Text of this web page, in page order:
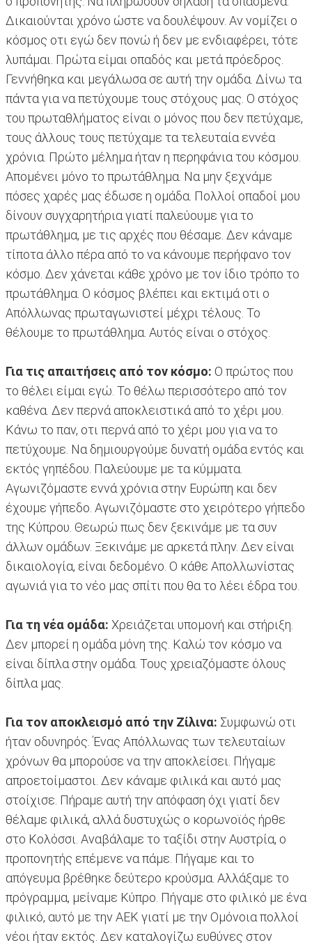
Δικαιούνται χρόνο ώστε να δουλέψουν. Αν νομίζει ο
κόσμος οτι εγώ δεν πονώ ή δεν με ενδιαφέρει, τότε
λυπάμαι. Πρώτα είμαι οπαδός και μετά πρόεδρος.
Γεννήθηκα και μεγάλωσα σε αυτή την ομάδα. Δίνω τα
πάντα για να πετύχουμε τους στόχους μας. Ο στόχος
του πρωταθλήματος είναι ο μόνος που δεν πετύχαμε,
τους άλλους τους πετύχαμε τα τελευταία εννέα
χρόνια. Πρώτο μέλημα ήταν η περηφάνια του κόσμου.
Απομένει μόνο το πρωτάθλημα. Να μην ξεχνάμε
πόσες χαρές μας έδωσε η ομάδα. Πολλοί οπαδοί μου
δίνουν συγχαρητήρια γιατί παλεύουμε για το
πρωτάθλημα, με τις αρχές που θέσαμε. Δεν κάναμε
τίποτα άλλο πέρα από το να κάνουμε περήφανο τον
κόσμο. Δεν χάνεται κάθε χρόνο με τον ίδιο τρόπο το
πρωτάθλημα. Ο κόσμος βλέπει και εκτιμά οτι ο
Απόλλωνας πρωταγωνιστεί μέχρι τέλους. Το
θέλουμε το πρωτάθλημα. Αυτός είναι ο στόχος.
Για τις απαιτήσεις από τον κόσμο: Ο πρώτος που
το θέλει είμαι εγώ. Το θέλω περισσότερο από τον
καθένα. Δεν περνά αποκλειστικά από το χέρι μου.
Κάνω το παν, οτι περνά από το χέρι μου για να το
πετύχουμε. Να δημιουργούμε δυνατή ομάδα εντός και
εκτός γηπέδου. Παλεύουμε με τα κύμματα.
Αγωνιζόμαστε εννά χρόνια στην Ευρώπη και δεν
έχουμε γήπεδο. Αγωνιζόμαστε στο χειρότερο γήπεδο
της Κύπρου. Θεωρώ πως δεν ξεκινάμε με τα συν
άλλων ομάδων. Ξεκινάμε με αρκετά πλην. Δεν είναι
δικαιολογία, είναι δεδομένο. Ο κάθε Απολλωνίστας
αγωνιά για το νέο μας σπίτι που θα το λέει έδρα του.
Για τη νέα ομάδα: Χρειάζεται υπομονή και στήριξη.
Δεν μπορεί η ομάδα μόνη της. Καλώ τον κόσμο να
είναι δίπλα στην ομάδα. Τους χρειαζόμαστε όλους
δίπλα μας.
Για τον αποκλεισμό από την Ζίλινα: Συμφωνώ οτι
ήταν οδυνηρός. Ένας Απόλλωνας των τελευταίων
χρόνων θα μπορούσε να την αποκλείσει. Πήγαμε
απροετοίμαστοι. Δεν κάναμε φιλικά και αυτό μας
στοίχισε. Πήραμε αυτή την απόφαση όχι γιατί δεν
θέλαμε φιλικά, αλλά δυστυχώς ο κορωνοϊός ήρθε
στο Κολόσσι. Αναβάλαμε το ταξίδι στην Αυστρία, ο
προπονητής επέμενε να πάμε. Πήγαμε και το
απόγευμα βρέθηκε δεύτερο κρούσμα. Αλλάξαμε το
πρόγραμμα, μείναμε Κύπρο. Πήγαμε στο φιλικό με ένα
φιλικό, αυτό με την ΑΕΚ γιατί με την Ομόνοια πολλοί
νέοι ήταν εκτός. Δεν καταλογίζω ευθύνες στον